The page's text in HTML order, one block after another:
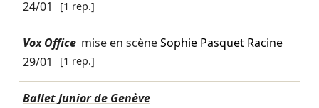
24/01 [1 rep.]
Vox Office mise en scèneSophie Pasquet Racine
29/01
[1 rep.]
Ballet Junior de Genève